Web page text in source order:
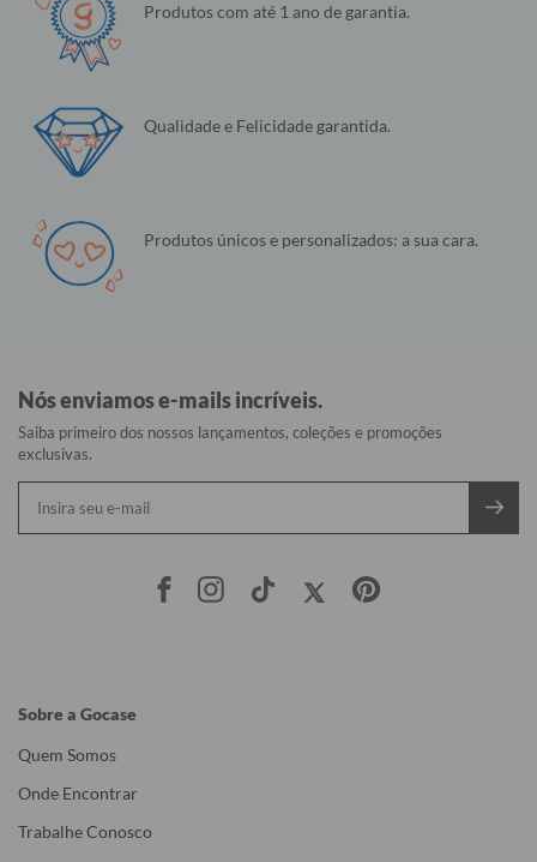
Produtos com até 1 ano de garantia.
Qualidade e Felicidade garantida.
Produtos únicos e personalizados: a sua cara.
Nós enviamos e-mails incríveis.
Saiba primeiro dos nossos lançamentos, coleções e promoções
exclusivas.
Sobre a Gocase
Quem Somos
Onde Encontrar
Trabalhe Conosco